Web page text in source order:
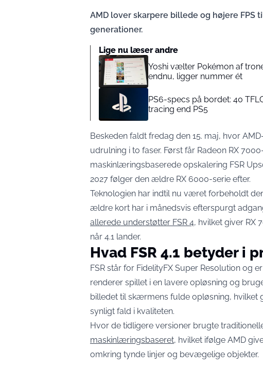
AMD lover skarpere billede og højere FPS
generationer.
Lige nu læser andre
Yoshi vælter Pokémon af
endnu, ligger nummer ét
PS6-specs på bordet: 40
tracing end PS5
Beskeden faldt fredag den 15. maj, hvor
udrulning i to faser. Først får Radeon RX
maskinlæringsbaserede opskalering FSR
2027 følger den ældre RX 6000-serie efter.
Teknologien har indtil nu været forbeholdt
ældre kort har i månedsvis efterspurgt
allerede understøtter FSR 4, hvilket giver RX
når 4.1 lander.
Hvad FSR 4.1 betyder i
FSR står for FidelityFX Super Resolution og
renderer spillet i en lavere opløsning og
billedet til skærmens fulde opløsning, hvilket
synligt fald i kvaliteten.
Hvor de tidligere versioner brugte
maskinlæringsbaseret, hvilket ifølge AMD
omkring tynde linjer og bevægelige objekter.